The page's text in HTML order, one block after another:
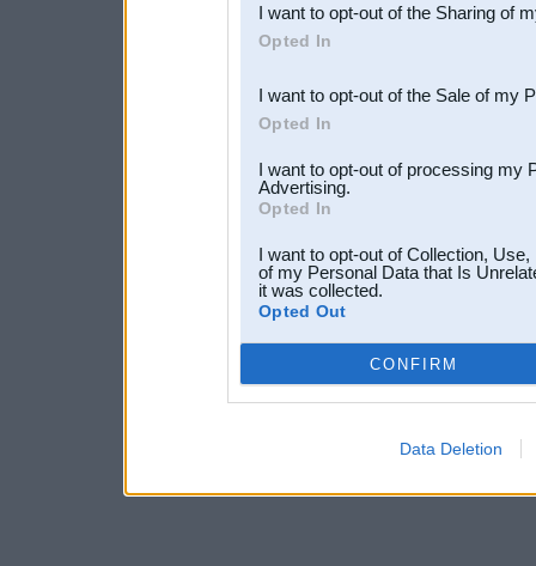
Downstream Participants
third parties.
I want to opt-out of the Sharing of
Opted In
I want to opt-out of the Sale of my
Opted In
I want to opt-out of processing my
Advertising.
Opted In
I want to opt-out of Collection,
of my Personal Data that Is
it was collected.
Opted Out
CONFIRM
Data Deletion